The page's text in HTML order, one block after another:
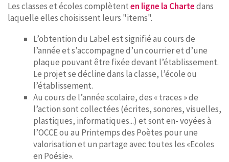
Les classes et écoles complètenten ligne la Chartedans
laquelle elles choisissent leurs "items".
L’obtention du Label est signifié au cours de
l’année et s’accompagne d’un courrier et d’une
plaque pouvant être fixée devant l’établissement.
Le projet se décline dans la classe, l’école ou
l’établissement.
Au cours de l’année scolaire, des « traces » de
l’action sont collectées (écrites, sonores, visuelles,
plastiques, informatiques...) et sont en- voyées à
l’OCCE ou au Printemps des Poètes pour une
valorisation et un partage avec toutes les «Ecoles
en Poésie».